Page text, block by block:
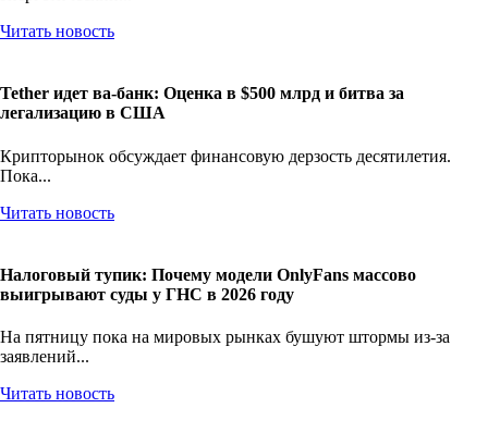
Читать новость
Tether идет ва-банк: Оценка в $500 млрд и битва за
легализацию в США
Крипторынок обсуждает финансовую дерзость десятилетия.
Пока...
Читать новость
Налоговый тупик: Почему модели OnlyFans массово
выигрывают суды у ГНС в 2026 году
На пятницу пока на мировых рынках бушуют штормы из-за
заявлений...
Читать новость